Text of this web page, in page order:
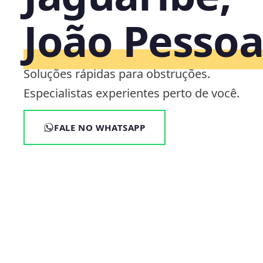
João
Soluções rápidas para obstruções.
Especialistas experientes perto de você.
FALE NO WHATSAPP